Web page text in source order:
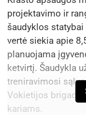
projektavimo ir
šaudyklos
vertė siekia apie
planuojama
ketvirtį. Šaudykla
treniravimosi
Vokietijos
kariams.